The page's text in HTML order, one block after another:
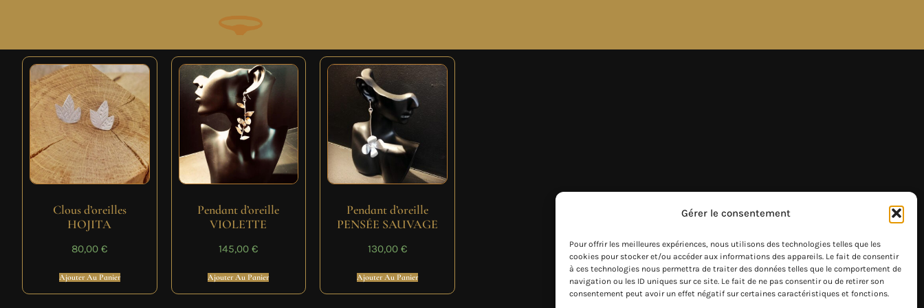
Gérer le consentement
Pour offrir les meilleures expériences, nous utilisons des technologies telles que les
cookies pour stocker et/ou accéder aux informations des appareils. Le fait de consentir
à ces technologies nous permettra de traiter des données telles que le comportement de
navigation ou les ID uniques sur ce site. Le fait de ne pas consentir ou de retirer son
consentement peut avoir un effet négatif sur certaines caractéristiques et fonctions.
Clous d’oreilles
HOJITA
80,00€
Ajouter Au Panier
Pendant d’oreille
VIOLETTE
145,00€
Ajouter Au Panier
Pendant d’oreille
PENSÉE SAUVAGE
130,00€
Ajouter Au Panier